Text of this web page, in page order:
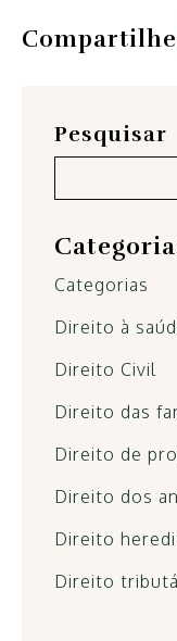
Pesquisar
Categorias
Direito à
Direito Civil
Direito das
Direito de
Direito dos
Direito
Direito